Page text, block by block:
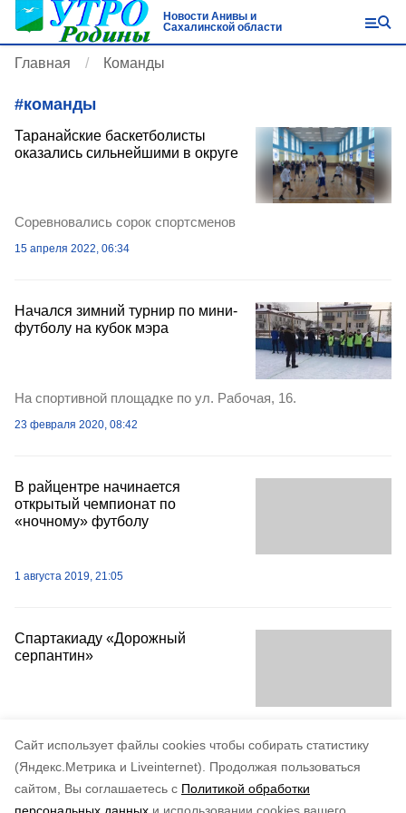
Cайт использует файлы cookies чтобы собирать статистику
(Яндекс.Метрика и Liveinternet).
Продолжая пользоваться
сайтом, Вы соглашаетесь с Политикой обработки
Новости Анивы и
Сахалинской области
Главная Команды
#команды
Таранайские баскетболисты
оказались сильнейшими в округе
Соревновались сорок спортсменов
15 апреля 2022, 06:34
Начался зимний турнир по мини-
футболу на кубок мэра
На спортивной площадке по ул. Рабочая, 16.
23 февраля 2020, 08:42
В райцентре начинается
открытый чемпионат по
«ночному» футболу
1 августа 2019, 21:05
Спартакиаду «Дорожный
серпантин»